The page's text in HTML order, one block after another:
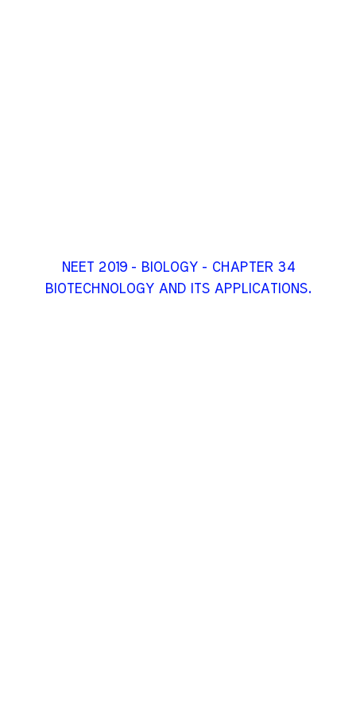
NEET 2019 - BIOLOGY - CHAPTER 34
BIOTECHNOLOGY AND ITS APPLICATIONS.